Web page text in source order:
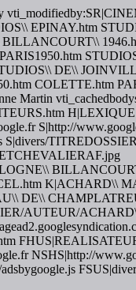
EPINAY.htm
DE\\
COLETTE.htm
Martin
S|http://
S|divers/
K|ACHARD\\
DE\\
AUTEUR/
NSHS|http://
adsbygoogle.js